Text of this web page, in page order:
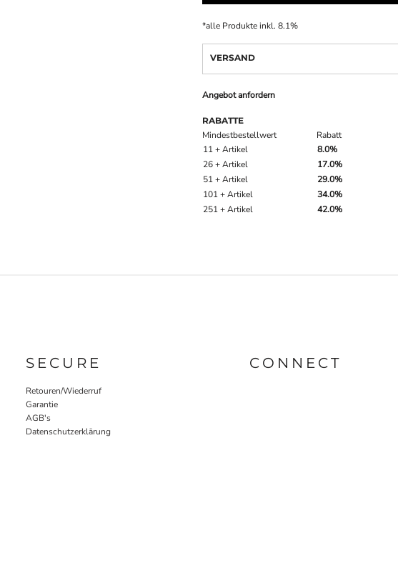
*alle Produkte inkl. 8.1%
VERSAND
Angebot anfordern
RABATTE
Mindestbestellwert
Rabatt
11 + Artikel
8.0%
26 + Artikel
17.0%
51 + Artikel
29.0%
101 + Artikel
34.0%
251 + Artikel
42.0%
SECURE
Retouren/Wiederruf
Garantie
AGB's
Datenschutzerklärung
CONNECT